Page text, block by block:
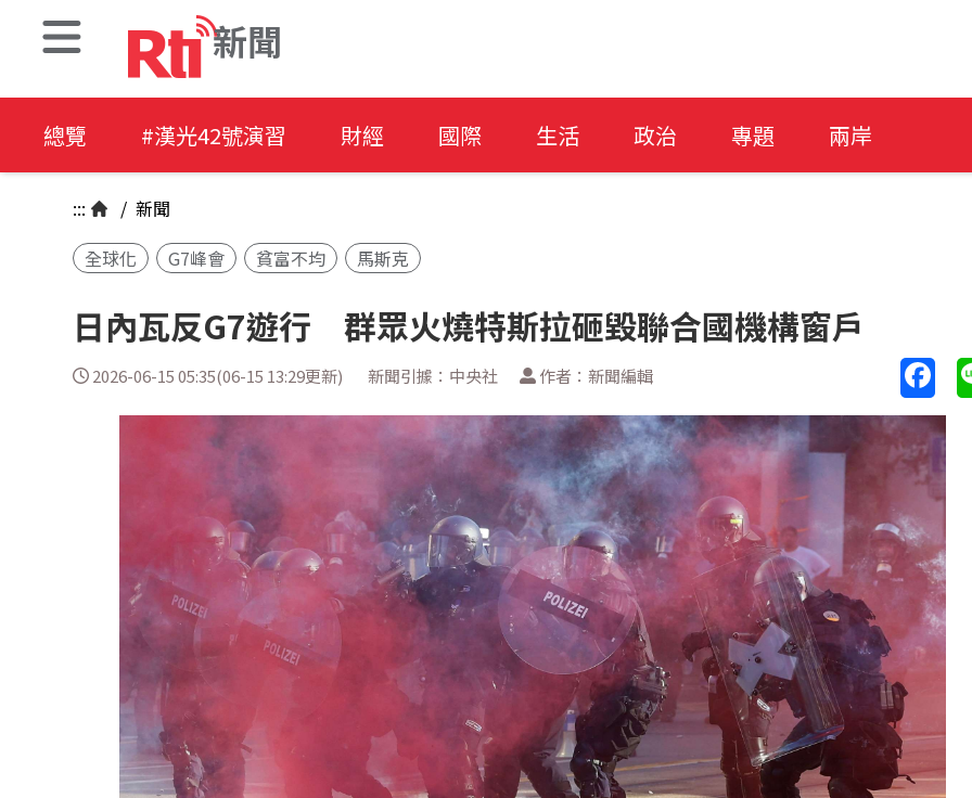
新聞
總覽 #漢光42號演習 財經 國際 生活 政治 專題 兩岸
::: / 新聞
全球化
G7峰會 貧富不均 馬斯克
日內瓦反G7遊行 群眾火燒特斯拉砸毀聯合國機構窗戶
2026-06-15 05:35(06-15 13:29更新) 新聞引據：中央社 作者：新聞編輯